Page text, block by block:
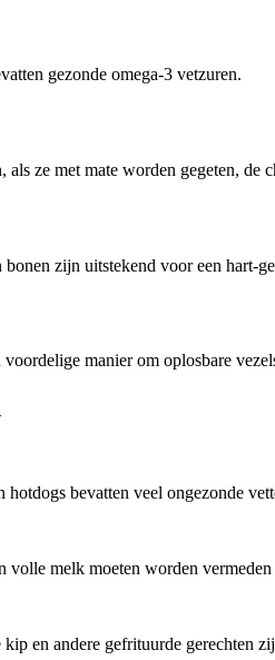
gezonde omega-3 vetzuren.
ze met mate worden gegeten, de
zijn uitstekend voor een hart-
manier om oplosbare
hotdogs bevatten veel ongezonde
volle melk moeten worden
en andere gefrituurde gerechten